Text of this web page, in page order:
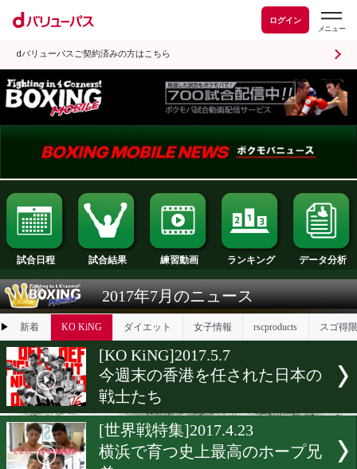
ログイン
dバリューパスご契約済みの方はこちら
試合日程 試合結果 練習動画 ランキング
2017年7月のニュース
▶ 新着 KO KiNG ダイエット
[KO KiNG]2017.5.7
今週末の香港を任された日